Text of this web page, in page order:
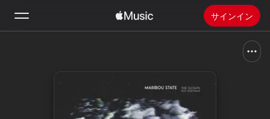
サインイン
新着おすすめ